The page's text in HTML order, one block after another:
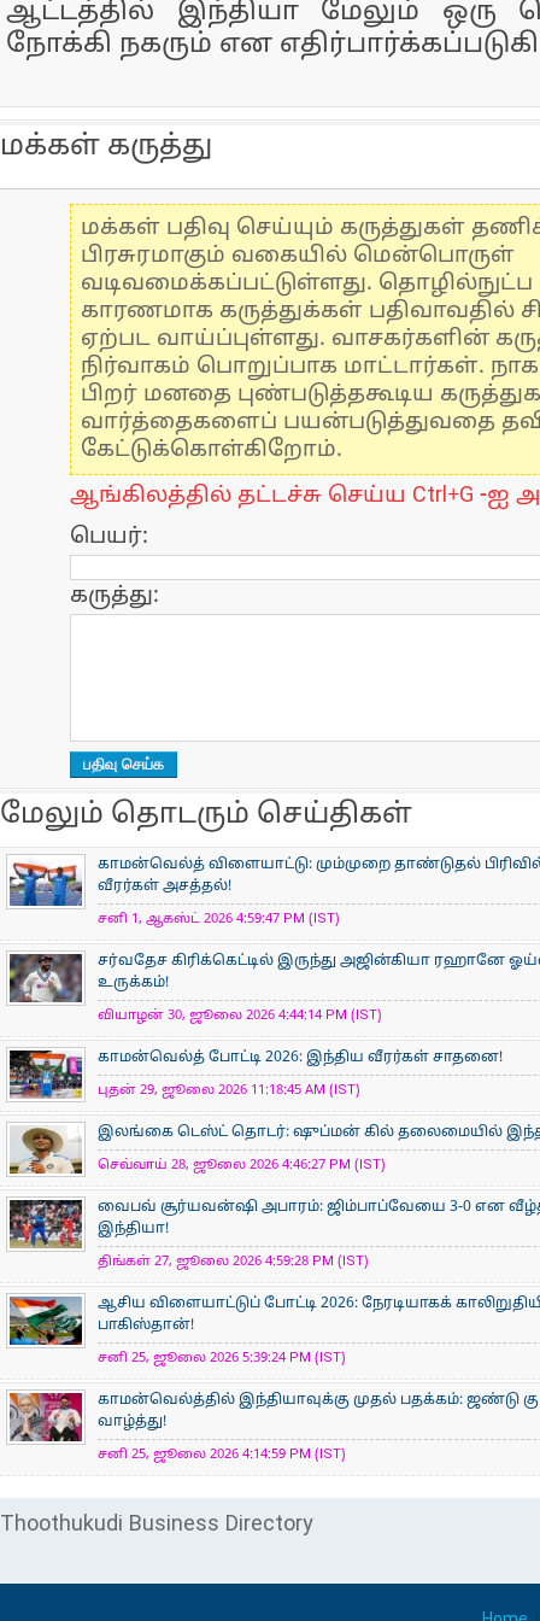
ஆட்டத்தில் இந்தியா மேலும் ஒரு
நோக்கி நகரும் என
மக்கள் கருத்து
மக்கள் பதிவு செய்யும் கருத்துகள்
பிரசுரமாகும் வகையில் மென்பொருள்
வடிவமைக்கப்பட்டுள்ளது.
காரணமாக கருத்துக்கள் பதிவாவதில்
ஏற்பட வாய்ப்புள்ளது. வாசகர்களின்
நிர்வாகம் பொறுப்பாக மாட்டார்கள்.
பிறர் மனதை புண்படுத்தகூடிய
வார்த்தைகளைப் பயன்படுத்துவதை
கேட்டுக்கொள்கிறோம்.
ஆங்கிலத்தில் தட்டச்சு செய்ய Ctrl+G -ஐ
பெயர்:
கருத்து:
மேலும் தொடரும் செய்திகள்
காமன்வெல்த் விளையாட்டு: மும்முறை தாண்டுதல்
வீரர்கள் அசத்தல்!
சனி 1, ஆகஸ்ட் 2026 4:59:47 PM (IST)
சர்வதேச கிரிக்கெட்டில் இருந்து அஜின்கியா ரஹானே
உருக்கம்!
வியாழன் 30, ஜூலை 2026 4:44:14 PM (IST)
காமன்வெல்த் போட்டி 2026: இந்திய வீரர்கள் சாதனை!
புதன் 29, ஜூலை 2026 11:18:45 AM (IST)
இலங்கை டெஸ்ட் தொடர்: ஷுப்மன் கில் தலைமையில் இந்திய
செவ்வாய் 28, ஜூலை 2026 4:46:27 PM (IST)
வைபவ் சூர்யவன்ஷி அபாரம்: ஜிம்பாப்வேயை 3-0 என
இந்தியா!
திங்கள் 27, ஜூலை 2026 4:59:28 PM (IST)
ஆசிய விளையாட்டுப் போட்டி 2026: நேரடியாகக்
பாகிஸ்தான்!
சனி 25, ஜூலை 2026 5:39:24 PM (IST)
காமன்வெல்த்தில் இந்தியாவுக்கு முதல் பதக்கம்: ஜண்டு
வாழ்த்து!
சனி 25, ஜூலை 2026 4:14:59 PM (IST)
Thoothukudi Business Directory